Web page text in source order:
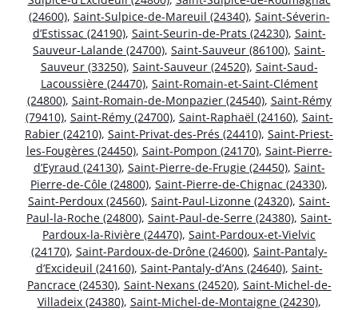
(24600), Saint-Sulpice-de-Mareuil (24340), Saint-Séverin-
d’Estissac (24190), Saint-Seurin-de-Prats (24230), Saint-
Sauveur-Lalande (24700), Saint-Sauveur (86100), Saint-
Sauveur (33250), Saint-Sauveur (24520), Saint-Saud-
Lacoussière (24470), Saint-Romain-et-Saint-Clément
(24800), Saint-Romain-de-Monpazier (24540), Saint-Rémy
(79410), Saint-Rémy (24700), Saint-Raphaël (24160), Saint-
Rabier (24210), Saint-Privat-des-Prés (24410), Saint-Priest-
les-Fougères (24450), Saint-Pompon (24170), Saint-Pierre-
d’Eyraud (24130), Saint-Pierre-de-Frugie (24450), Saint-
Pierre-de-Côle (24800), Saint-Pierre-de-Chignac (24330),
Saint-Perdoux (24560), Saint-Paul-Lizonne (24320), Saint-
Paul-la-Roche (24800), Saint-Paul-de-Serre (24380), Saint-
Pardoux-la-Rivière (24470), Saint-Pardoux-et-Vielvic
(24170), Saint-Pardoux-de-Drône (24600), Saint-Pantaly-
d’Excideuil (24160), Saint-Pantaly-d’Ans (24640), Saint-
Pancrace (24530), Saint-Nexans (24520), Saint-Michel-de-
Villadeix (24380), Saint-Michel-de-Montaigne (24230),